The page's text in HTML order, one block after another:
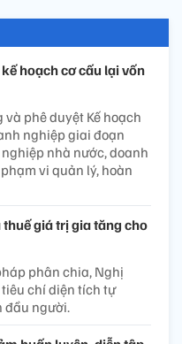
hoạch cơ cấu lại vốn
phê duyệt Kế hoạch
nghiệp giai đoạn
nhà nước, doanh
vi quản lý, hoàn
giá trị gia tăng cho
phân chia, Nghị
chí diện tích tự
đầu người.